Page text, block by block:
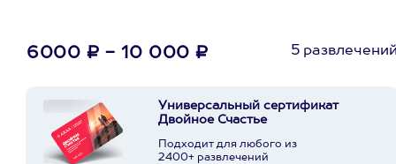
6000 ₽ - 10 000 ₽ 5
Универсальный сертификат
Двойное Счастье
Подходит для любого из
2400+ развлечений